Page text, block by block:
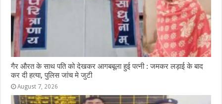
गैर औरत के साथ पति को देखकर आगबबूला हुई पत्नी : जमकर लड़ाई के बाद
कर दी हत्या, पुलिस जांच मे जुटी
August 7, 2026